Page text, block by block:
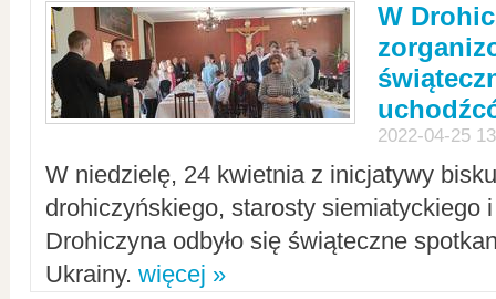
W
2022-04-25
W niedzielę, 24 kwietnia z inicjatywy
drohiczyńskiego, starosty siemiatyckiego
Drohiczyna odbyło się świąteczne
Ukrainy. więcej »